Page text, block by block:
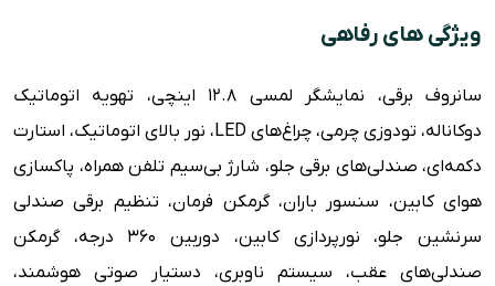
ویژگی های رفاهی
سانروف برقی، نمایشگر لمسی ۱۲.۸ اینچی، تهویه اتوماتیک
دوکاناله، تودوزی چرمی، چراغ‌های LED، نور بالای اتوماتیک، استارت
دکمه‌ای، صندلی‌های برقی جلو، شارژ بی‌سیم تلفن همراه، پاکسازی
هوای کابین، سنسور باران، گرمکن فرمان، تنظیم برقی صندلی
سرنشین جلو، نورپردازی کابین، دوربین ۳۶۰ درجه، گرمکن
صندلی‌های عقب، سیستم ناوبری، دستیار صوتی هوشمند،